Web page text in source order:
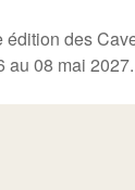
édition des
au 08 mai 2027.